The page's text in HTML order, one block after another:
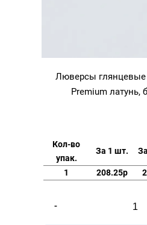
Люверсы
Premium латунь,
Кол-во
упак.
За 1 шт.
1 208.25р
-
товара